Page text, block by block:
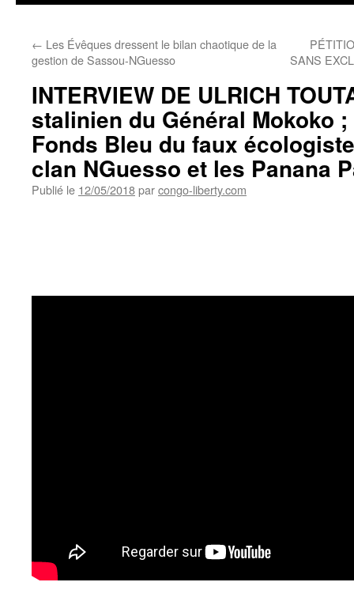
← Les Évêques dressent le bilan chaotique de la
gestion de Sassou-NGuesso
SANS
INTERVIEW DE ULRICH
stalinien du Général Mokoko ;
Fonds Bleu du faux
clan NGuesso et les Panana
Publié le 12/05/2018parcongo-liberty.com